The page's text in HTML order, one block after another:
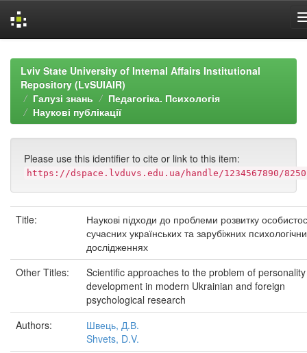
navigationLviv State University of Internal Affairs Institutional
Repository (LvSUIAIR)
Галузі знань
Педагогіка. Психологія
Наукові публікації
Please use this identifier to cite or link to this item:
https://dspace.lvduvs.edu.ua/handle/1234567890/8250
Title:
Наукові підходи до проблеми розвитку
сучасних українських та зарубіжних
дослідженнях
Other Titles:
Scientific approaches to the problem of personality
development in modern Ukrainian and foreign
psychological research
Authors:
Швець, Д.В.
Shvets, D.V.